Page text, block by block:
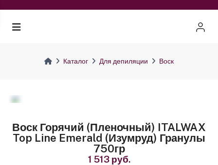
Каталог Для депиляции Воск
Воск Горячий (пленочный) ITALWAX
Top Line Emerald (Изумруд) Гранулы
750гр
1 513 руб.